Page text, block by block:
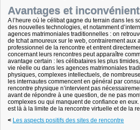
Avantages et
A l’heure où le célibat gagne du terrain dans les
des nouvelles technologies, et notamment
agences matrimoniales traditionnelles : on
de tchat amoureux sur le web, contrairement aux
professionnel de la rencontre et entrent
concernant leurs rencontres peut apparaître
avantage certain : les célibataires les plus
vie réelle ou dans les agences matrimoniales
physiques, complexes intellectuels, de
les internautes commencent en général par
rencontre physique n’intervient pas
avant de répondre à une question, de ne pas
complexes ou qui manquent de confiance en
est là à la limite de la rencontre virtuelle et de la
< Les aspects positifs des sites de rencontre